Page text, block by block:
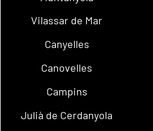
Vilassar de Mar
Canyelles
Canovelles
Campins
Julià de Cerdanyola